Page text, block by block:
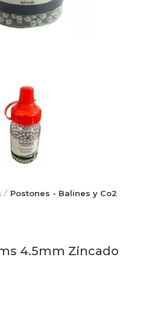
Postones - Balines y Co2
4.5mm Zincado